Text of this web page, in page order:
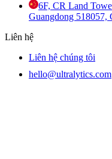
6F, CR Land
Guangdong 518057,
Liên hệ
Liên hệ chúng tôi
hello@ultralytics.com